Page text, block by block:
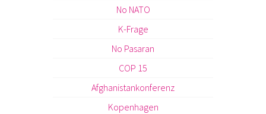
No NATO
K-Frage
No Pasaran
COP 15
Afghanistankonferenz
Kopenhagen